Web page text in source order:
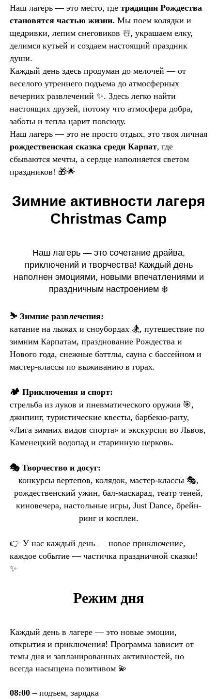
Наш лагерь — это место, где традиции Рождества
становятся частью жизни. Мы поем колядки и
щедривки, лепим снеговиков ☃️, украшаем елку,
делимся кутьей и создаем настоящий праздник
души.
Каждый день здесь продуман до мелочей — от
веселого утреннего подъема до атмосферных
вечерних развлечений ✨. Здесь легко найти
настоящих друзей, потому что атмосфера добра,
заботы и тепла царит повсюду.
Наш лагерь — это не просто отдых, это твоя личная
рождественская сказка среди Карпат, где
сбываются мечты, а сердце наполняется светом
праздников! 🎁🌟
Зимние активности лагеря
Christmas Camp
Наш лагерь — это сочетание драйва,
приключений и творчества! Каждый день
наполнен эмоциями, новыми впечатлениями и
праздничным настроением ❄️
⛷️ Зимние развлечения:
катание на лыжах и сноубордах 🏂, путешествие по
зимним Карпатам, празднование Рождества и
Нового года, снежные баттлы, сауна с бассейном и
мастер-классы по выживанию в горах.
🏕️ Приключения и спорт:
стрельба из луков и пневматического оружия 🎯,
джипинг, туристические квесты, барбекю-party,
«Лига зимних видов спорта» и экскурсии во Львов,
Каменецкий водопад и старинную церковь.
🎭 Творчество и досуг:
конкурсы вертепов, колядок, мастер-классы 🎭,
рождественский ужин, бал-маскарад, театр теней,
киновечера, настольные игры, Just Dance, брейн-
ринг и косплеи.
👉 У нас каждый день — новое приключение,
каждое событие — частичка праздничной сказки!
✨
Режим дня
Каждый день в лагере — это новые эмоции,
открытия и приключения! Программа зависит от
темы дня и запланированных активностей, но
всегда насыщена позитивом 💫
08:00 – подъем, зарядка